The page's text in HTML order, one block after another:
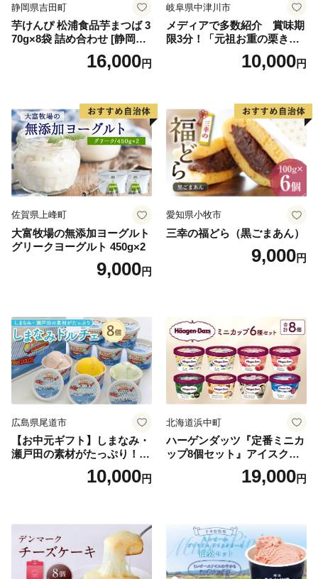
静岡県吉田町
芋けんぴ 松浦食品芋まつば 3
70g×8袋 詰め合わせ [静岡伊
勢丹(松浦食品) 静岡県 吉田町
22424274] 芋ケンピ セット
16,000円
岐阜県中津川市
メディアで多数紹介 賞味期
限3分！「元祖お重の栗きん
とんモンブラン」 【未来の
ご褒美】スイーツ 栗 モンブ
子 菓子 F4N-2298
10,000円
佐賀県上峰町
大富牧場の無添加ヨーグルト
グリークヨーグルト 450g×2
9,000円
愛知県小牧市
三幸の福どら（黒ごまあん）
9,000円
広島県尾道市
【お中元ギフト】しまなみ・
瀬戸田の素材がたっぷり！ジ
10,000円
北海道浜中町
ハーゲンダッツ『定番ミニカ
ップ8個セット』アイスクリ
ーム アイス スイーツ デザー
19,000円